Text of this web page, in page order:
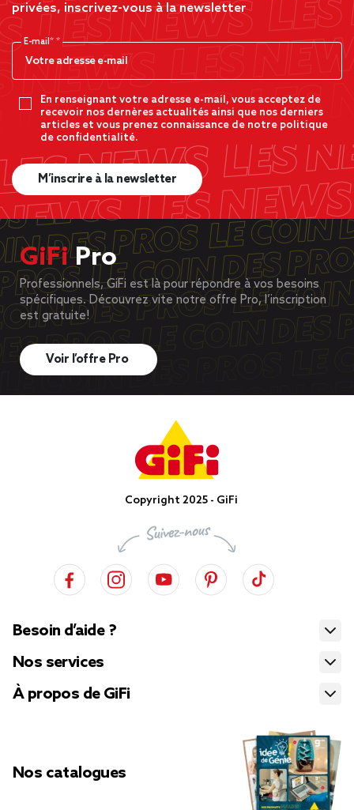
privées, inscrivez-vous à la newsletter
E-mail*
En renseignant votre adresse e-mail, vous acceptez de
recevoir nos dernères actualités ainsi que nos derniers
articles et vous prenez connaissance de notre politique
de confidentialité.
M’inscrire à la newsletter
GiFiPro
Professionnels, GiFi est là pour répondre à vos besoins
spécifiques. Découvrez vite notre offre Pro, l’inscription
est gratuite!
Voir l’offre Pro
Copyright 2025 - GiFi
Besoin d’aide ?
Nos services
À propos de GiFi
Nos catalogues